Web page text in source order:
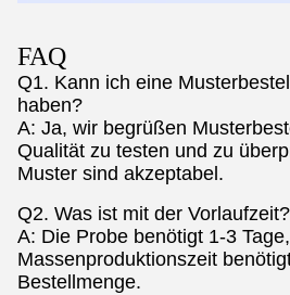
FAQ
Q1. Kann ich eine
haben?
A: Ja, wir begrüßen
Qualität zu testen und zu
Muster sind akzeptabel.
Q2. Was ist mit der Vorlaufzeit?
A: Die Probe benötigt 1-3
Massenproduktionszeit
Bestellmenge.